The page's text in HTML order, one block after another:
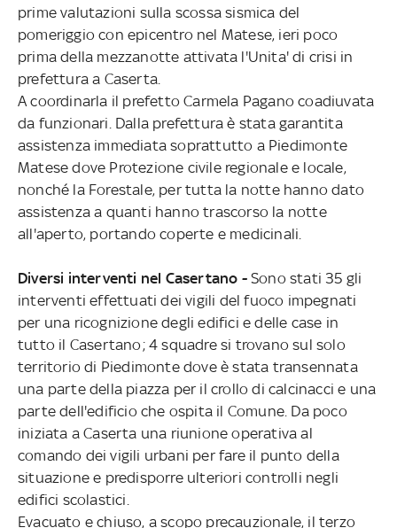
prime valutazioni sulla scossa sismica del
pomeriggio con epicentro nel Matese, ieri poco
prima della mezzanotte attivata l'Unita' di crisi in
prefettura a Caserta.
A coordinarla il prefetto Carmela Pagano coadiuvata
da funzionari. Dalla prefettura è stata garantita
assistenza immediata soprattutto a Piedimonte
Matese dove Protezione civile regionale e locale,
nonché la Forestale, per tutta la notte hanno dato
assistenza a quanti hanno trascorso la notte
all'aperto, portando coperte e medicinali.
Diversi interventi nel Casertano - Sono stati 35 gli
interventi effettuati dei vigili del fuoco impegnati
per una ricognizione degli edifici e delle case in
tutto il Casertano; 4 squadre si trovano sul solo
territorio di Piedimonte dove è stata transennata
una parte della piazza per il crollo di calcinacci e una
parte dell'edificio che ospita il Comune. Da poco
iniziata a Caserta una riunione operativa al
comando dei vigili urbani per fare il punto della
situazione e predisporre ulteriori controlli negli
edifici scolastici.
Evacuato e chiuso, a scopo precauzionale, il terzo